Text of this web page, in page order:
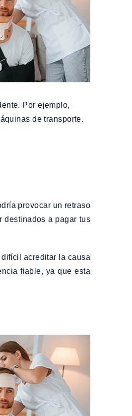
Por ejemplo,
de transporte.
provocar un retraso
destinados a pagar tus
acreditar la causa
fiable, ya que esta